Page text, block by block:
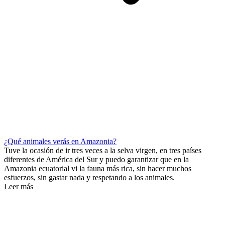
¿Qué animales verás en Amazonia?
Tuve la ocasión de ir tres veces a la selva virgen, en tres países
diferentes de América del Sur y puedo garantizar que en la
Amazonia ecuatorial vi la fauna más rica, sin hacer muchos
esfuerzos, sin gastar nada y respetando a los animales.
Leer más